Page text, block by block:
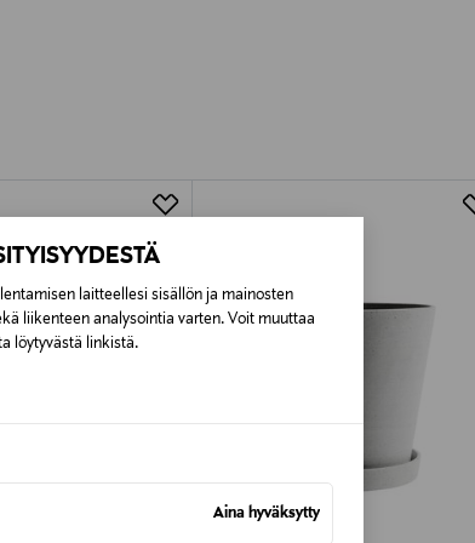
laitteellesi sisällön ja mainosten
liikenteen analysointia varten. Voit muuttaa
löytyvästä linkistä.
Aina hyväksytty
Alk. 6,90 €, kun toimitus on saatavilla valittuun osoitteeseen.